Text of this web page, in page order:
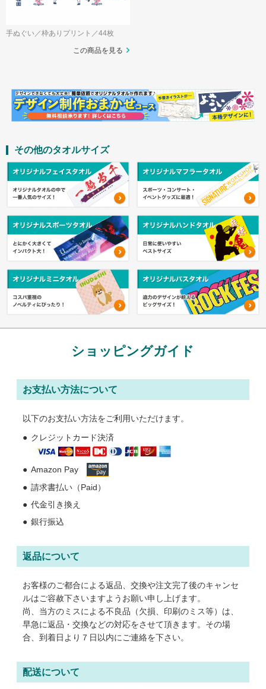
手ぬぐい／枠ありプリント／44枚
この商品を見る
その他のタオルサイズ
ショッピングガイド
お支払い方法について
以下のお支払い方法をご利用いただけます。
クレジットカード決済
Amazon Pay
請求書払い（Paid）
代金引き換え
銀行振込
返品について
お客様のご都合による返品、交換や注文完了後のキャンセ
ルはご容赦下さいますようお願い申し上げます。
尚、当方のミスによる不良品（欠損、印刷のミス等）は、
早急に返品・交換などの対応をさせて頂きます。その場
合、到着日より７日以内にご連絡を下さい。
配送について